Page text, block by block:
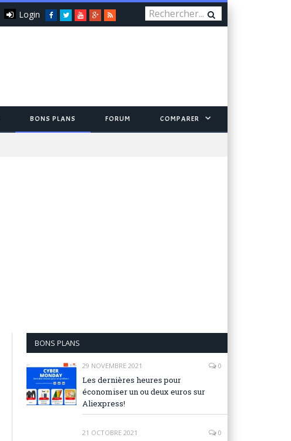
Facebook
TwitterYou
Tube
Google+
RSS
Login
BONS PLANS FORUM COMPARER
BONS PLANS
29 NOVEMBRE 2021 0
Les dernières heures pour
économiser un ou deux euros sur
Aliexpress!
21 OCTOBRE 2021 0